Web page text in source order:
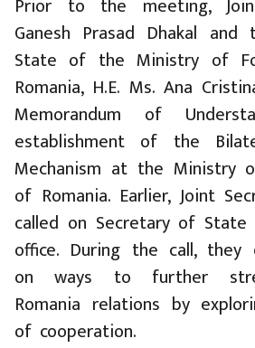
Prior to the meeting,
Ganesh Prasad Dhakal
State of the Ministry of
Romania, H.E. Ms. Ana
Memorandum of
establishment of the
Mechanism at the Ministry
of Romania. Earlier, Joint
called on Secretary of
office. During the call, they
on ways to further
Romania relations by
of cooperation.